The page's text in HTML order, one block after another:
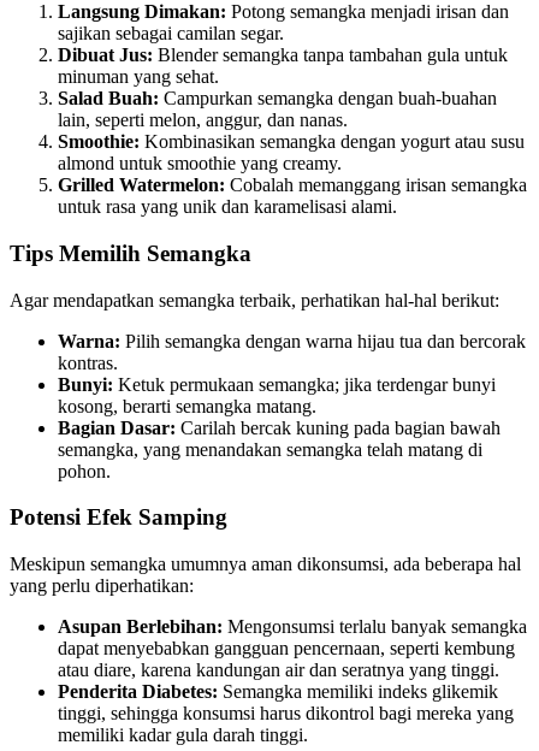
Langsung Dimakan: Potong semangka menjadi irisan dan
sajikan sebagai camilan segar.
Dibuat Jus: Blender semangka tanpa tambahan gula untuk
minuman yang sehat.
Salad Buah: Campurkan semangka dengan buah-buahan
lain, seperti melon, anggur, dan nanas.
Smoothie: Kombinasikan semangka dengan yogurt atau susu
almond untuk smoothie yang creamy.
Grilled Watermelon: Cobalah memanggang irisan semangka
untuk rasa yang unik dan karamelisasi alami.
Tips Memilih Semangka
Agar mendapatkan semangka terbaik, perhatikan hal-hal berikut:
Warna: Pilih semangka dengan warna hijau tua dan bercorak
kontras.
Bunyi: Ketuk permukaan semangka; jika terdengar bunyi
kosong, berarti semangka matang.
Bagian Dasar: Carilah bercak kuning pada bagian bawah
semangka, yang menandakan semangka telah matang di
pohon.
Potensi Efek Samping
Meskipun semangka umumnya aman dikonsumsi, ada beberapa hal
yang perlu diperhatikan:
Asupan Berlebihan: Mengonsumsi terlalu banyak semangka
dapat menyebabkan gangguan pencernaan, seperti kembung
atau diare, karena kandungan air dan seratnya yang tinggi.
Penderita Diabetes: Semangka memiliki indeks glikemik
tinggi, sehingga konsumsi harus dikontrol bagi mereka yang
memiliki kadar gula darah tinggi.